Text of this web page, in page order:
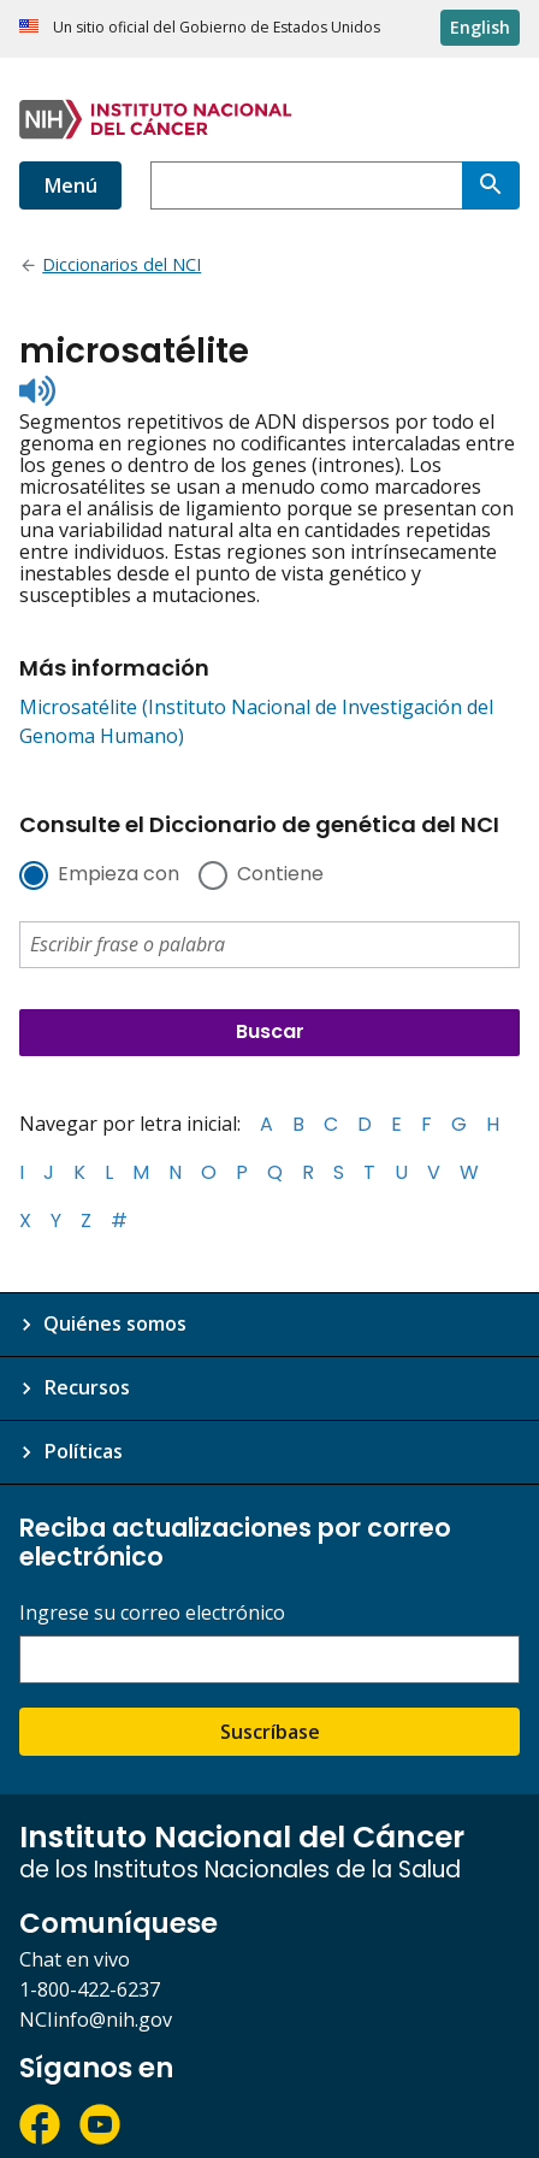
Un sitio oficial del Gobierno de Estados Unidos English
Menú
Diccionarios del NCI
microsatélite
Listen
to
pronunciation
Segmentos repetitivos de ADN dispersos por todo el
genoma en regiones no codificantes intercaladas entre
los genes o dentro de los genes (intrones). Los
microsatélites se usan a menudo como marcadores
para el análisis de ligamiento porque se presentan con
una variabilidad natural alta en cantidades repetidas
entre individuos. Estas regiones son intrínsecamente
inestables desde el punto de vista genético y
susceptibles a mutaciones.
Más información
Microsatélite (Instituto Nacional de Investigación del
Genoma Humano)
Consulte el Diccionario de genética del NCI
Empieza con Contiene
Navegar por letra inicial: A B C D E F G
H
I
J K L M N O P Q R S T U V
W
X
Y Z #
Quiénes somos
Recursos
Políticas
Reciba actualizaciones por correo
electrónico
Ingrese su correo electrónico
Suscríbase
Instituto Nacional del Cáncer
de los Institutos Nacionales de la Salud
Comuníquese
Chat en vivo
1-800-422-6237
NCIinfo@nih.gov
Síganos en